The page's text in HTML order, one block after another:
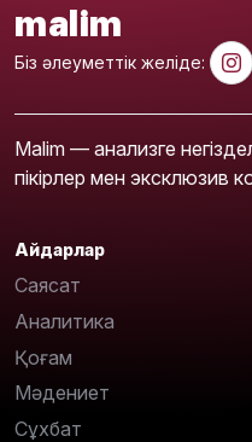
malim
Біз әлеуметтік желіде:
Malim — анализге
пікірлер мен эксклюзив
Айдарлар
Саясат
Аналитика
Қоғам
Мәдениет
Сұхбат